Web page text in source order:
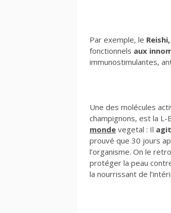
Par exemple, le
fonctionnels aux
immunostimulantes,
Une des molécules
champignons, est la L-
monde vegetal : Il
prouvé que 30 jours
l’organisme. On le
protéger la peau
la nourrissant de